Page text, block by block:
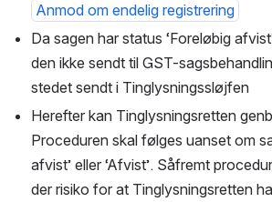
Anmod om endelig registrering
Da sagen har status ‘Foreløbig
den ikke sendt til GST-
stedet sendt i Tinglysningssløjfen
Herefter kan Tinglysningsretten
Proceduren skal følges uanset om
afvist’ eller ‘Afvist’. Såfremt
der risiko for at Tinglysningsretten